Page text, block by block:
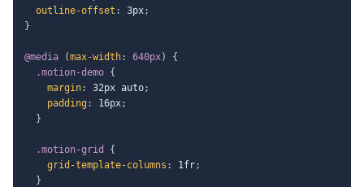
outline-offset : 3px;
}
@media (max-width: 640px)
{
.motion-demo {
margin: 32px auto;
padding: 16px;
}
.motion-grid
{
grid-template-columns : 1fr;
}